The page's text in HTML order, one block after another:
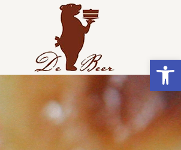
פתח סרגל נגישות